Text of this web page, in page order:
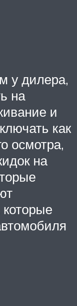
у дилера,
на
и
как
осмотра,
на